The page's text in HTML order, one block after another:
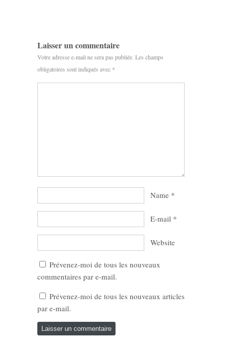
Laisser un commentaire
Votre adresse e-mail ne sera pas publiée. Les champs
obligatoires sont indiqués avec *
Name *
E-mail *
Website
Prévenez-moi de tous les nouveaux
commentaires par e-mail.
Prévenez-moi de tous les nouveaux articles
par e-mail.